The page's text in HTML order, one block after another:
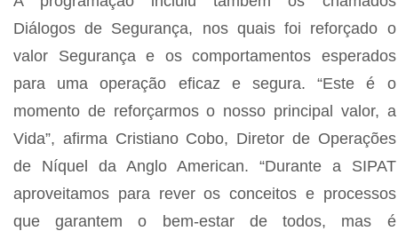
Diálogos de Segurança, nos quais foi reforçado o
valor Segurança e os comportamentos esperados
para uma operação eficaz e segura. “Este é o
momento de reforçarmos o nosso principal valor, a
Vida”, afirma Cristiano Cobo, Diretor de Operações
de Níquel da Anglo American. “Durante a SIPAT
aproveitamos para rever os conceitos e processos
que garantem o bem-estar de todos, mas é